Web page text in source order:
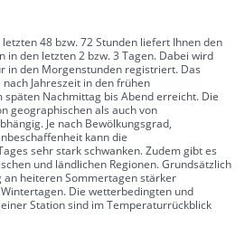
48 bzw. 72 Stunden liefert Ihnen den
in den letzten 2 bzw. 3 Tagen. Dabei wird
in den Morgenstunden registriert. Das
Jahreszeit in den frühen
späten Nachmittag bis Abend erreicht. Die
geographischen als auch von
Je nach Bewölkungsgrad,
kann die
sehr stark schwanken. Zudem gibt es
und ländlichen Regionen. Grundsätzlich
heiteren Sommertagen stärker
Die wetterbedingten und
Station sind im Temperaturrückblick